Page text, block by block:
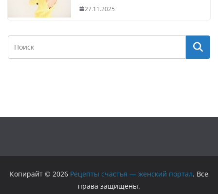
27.11.2025
Копирайт © 2026 Рецепты счастья — женский портал. Все
права защищены.